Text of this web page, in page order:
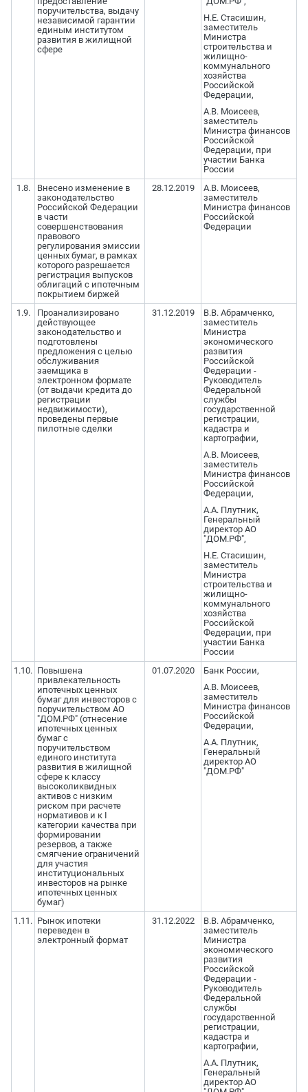
поручительства, выдачу
независимой гарантии
единым институтом
развития в жилищной
сфере
Н.Е. Стасишин,
заместитель
Министра
строительства и
жилищно-
коммунального
хозяйства
Российской
Федерации,
А.В. Моисеев,
заместитель
Министра финансов
Российской
Федерации, при
участии Банка
России
1.8.
Внесено изменение в
законодательство
Российской Федерации
в части
совершенствования
правового
регулирования эмиссии
ценных бумаг, в рамках
которого разрешается
регистрация выпусков
облигаций с ипотечным
покрытием биржей
28.12.2019
А.В. Моисеев,
заместитель
Министра финансов
Российской
Федерации
1.9.
Проанализировано
действующее
законодательство и
подготовлены
предложения с целью
обслуживания
заемщика в
электронном формате
(от выдачи кредита до
регистрации
недвижимости),
проведены первые
пилотные сделки
31.12.2019
В.В. Абрамченко,
заместитель
Министра
экономического
развития
Российской
Федерации -
Руководитель
Федеральной
службы
государственной
регистрации,
кадастра и
картографии,
А.В. Моисеев,
заместитель
Министра финансов
Российской
Федерации,
А.А. Плутник,
Генеральный
директор АО
"ДОМ.РФ",
Н.Е. Стасишин,
заместитель
Министра
строительства и
жилищно-
коммунального
хозяйства
Российской
Федерации, при
участии Банка
России
1.10. Повышена
привлекательность
ипотечных ценных
бумаг для инвесторов с
поручительством АО
"ДОМ.РФ" (отнесение
ипотечных ценных
бумаг с
поручительством
единого института
развития в жилищной
сфере к классу
высоколиквидных
активов с низким
риском при расчете
нормативов и к I
категории качества при
формировании
резервов, а также
смягчение ограничений
для участия
институциональных
инвесторов на рынке
ипотечных ценных
бумаг)
01.07.2020
Банк России,
А.В. Моисеев,
заместитель
Министра финансов
Российской
Федерации,
А.А. Плутник,
Генеральный
директор АО
"ДОМ.РФ"
1.11. Рынок ипотеки
переведен в
электронный формат
31.12.2022
В.В. Абрамченко,
заместитель
Министра
экономического
развития
Российской
Федерации -
Руководитель
Федеральной
службы
государственной
регистрации,
кадастра и
картографии,
А.А. Плутник,
Генеральный
директор АО